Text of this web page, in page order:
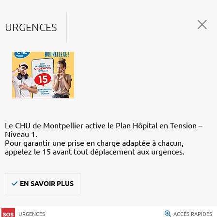
URGENCES
Le CHU de Montpellier active le Plan Hôpital en Tension –
Niveau 1.
Pour garantir une prise en charge adaptée à chacun,
appelez le 15 avant tout déplacement aux urgences.
EN SAVOIR PLUS
URGENCES ACCÈS RAPIDES